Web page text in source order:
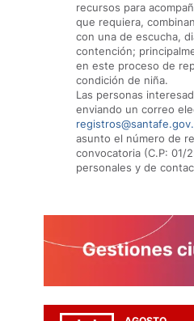
recursos para
que requiera,
con una de escucha,
contención;
en este proceso de
condición de niña.
Las personas
enviando un correo
asunto el número de
convocatoria (C.P: 01/
personales y de